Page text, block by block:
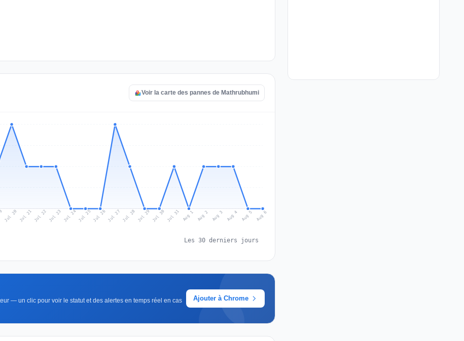
Voir la carte des pannes de Mathrubhumi
Jul 20 Jul 21 Jul 22 Jul 23 Jul 24Jul 25 Jul 26Jul 27 Jul 28 Jul 29 Jul 30 Jul 31 Aug 1 Aug 2 Aug 3 Aug 4 Aug 5 Aug 6
Les 30 derniers jours
— un clic pour voir le statut et des alertes en temps réel en cas
Ajouter à Chrome